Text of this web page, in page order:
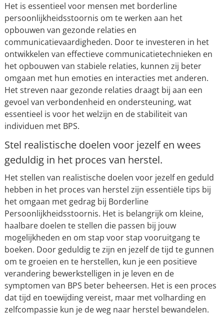
Het is essentieel voor mensen met borderline
persoonlijkheidsstoornis om te werken aan het
opbouwen van gezonde relaties en
communicatievaardigheden. Door te investeren in het
ontwikkelen van effectieve communicatietechnieken en
het opbouwen van stabiele relaties, kunnen zij beter
omgaan met hun emoties en interacties met anderen.
Het streven naar gezonde relaties draagt bij aan een
gevoel van verbondenheid en ondersteuning, wat
essentieel is voor het welzijn en de stabiliteit van
individuen met BPS.
Stel realistische doelen voor jezelf en wees
geduldig in het proces van herstel.
Het stellen van realistische doelen voor jezelf en geduld
hebben in het proces van herstel zijn essentiële tips bij
het omgaan met gedrag bij Borderline
Persoonlijkheidsstoornis. Het is belangrijk om kleine,
haalbare doelen te stellen die passen bij jouw
mogelijkheden en om stap voor stap vooruitgang te
boeken. Door geduldig te zijn en jezelf de tijd te gunnen
om te groeien en te herstellen, kun je een positieve
verandering bewerkstelligen in je leven en de
symptomen van BPS beter beheersen. Het is een proces
dat tijd en toewijding vereist, maar met volharding en
zelfcompassie kun je de weg naar herstel bewandelen.